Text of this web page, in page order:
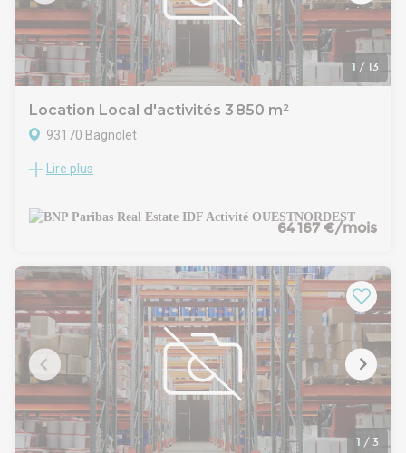
votre convenance.
1 / 13
Location Local d'activités 3 850 m²
93170 Bagnolet
BAGNOLET (93) - Bagnolet I
BUREAUX
BNP PARIBAS REAL ESTATE vous propose, à la location, un
sur un terrain de 9.744 m² environ entièrement clôturé.
Ce bien est idéalement situé à proximité du périphérique et
des aéroports Roissy CDG et Le Bourget et est très bien
desservi par les transports en commun : métro ligne 3 et
bus..
Nous vous proposons, à la location, un bâtiment indépendant
à usage d'activité, entreposage et bureaux d'une superficie
totale de 3.850 m² environ.
Prestations techniques : sol béton, charge au sol RDC : 3 à
5T/m² environ, chauffage individuel, éclairage LED, sécurité :
Lire plus
64 167 €/mois
1 / 3